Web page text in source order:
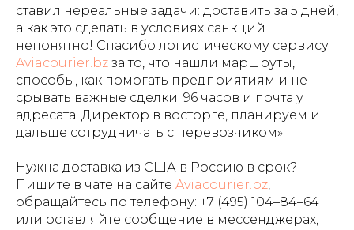
ставил нереальные задачи: доставить за 5 дней,
а как это сделать в условиях санкций
непонятно! Спасибо логистическому сервису
Aviacourier.bz за то, что нашли маршруты,
способы, как помогать предприятиям и не
срывать важные сделки. 96 часов и почта у
адресата. Директор в восторге, планируем и
дальше сотрудничать с перевозчиком».
Нужна доставка из США в Россию в срок?
Пишите в чате на сайте Aviacourier.bz
обращайтесь по телефону: +7 (495) 104–84–64
или оставляйте сообщение в мессенджерах,